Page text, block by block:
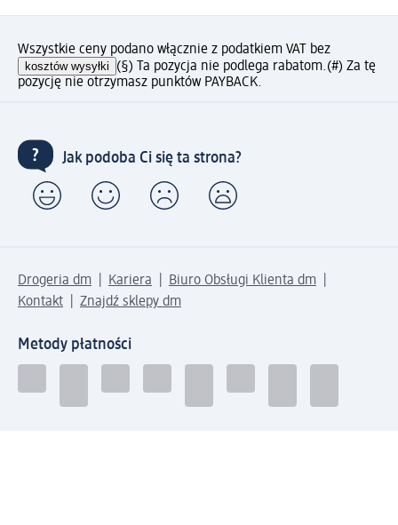
Wszystkie ceny podano włącznie z podatkiem VAT bez
kosztów wysyłki (§) Ta pozycja nie podlega rabatom.(#) Za tę
pozycję nie otrzymasz punktów PAYBACK.
Jak podoba Ci się ta strona?
Drogeria dm Kariera
Biuro Obsługi Klienta dm
Kontakt
Znajdź sklepy dm
Metody płatności